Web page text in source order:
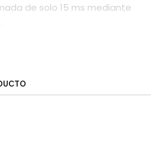
de solo 15 ms mediante
setups gamer oscuros,
y estaciones de juego con